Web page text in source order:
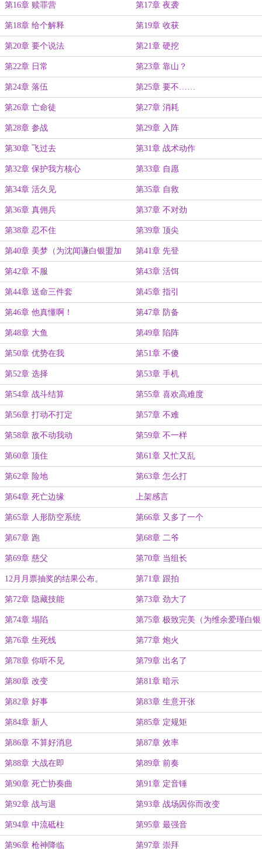
第16章 赎罪营 第17章 夜袭
第18章 给个解释 第19章 收获
第20章 要个说法 第21章 硬挖
第22章 日常 第23章 靠山？
第24章 落伍 第25章 要不……
第26章 亡命徒 第27章 消耗
第28章 参战 第29章 入阵
第30章 飞过去 第31章 战术动作
第32章 保护我方核心 第33章 自愿
第34章 活久见 第35章 自救
第36章 真佣兵 第37章 不对劲
第38章 忍不住 第39章 顶尖
第40章 美梦（为沈闻谦白银盟加
更）
第41章 先登
第42章 不服 第43章 活饵
第44章 送命三件套 第45章 指引
第46章 他真懂啊！ 第47章 防备
第48章 大鱼 第49章 陷阵
第50章 优势在我 第51章 不傻
第52章 选择 第53章 手机
第54章 战斗结算 第55章 喜欢高难度
第56章 打动不打定 第57章 不难
第58章 敌不动我动 第59章 不一样
第60章 顶住 第61章 又忙又乱
第62章 险地 第63章 怎么打
第64章 死亡边缘 上架感言
第65章 人形防空系统 第66章 又多了一个
第67章 跑 第68章 二爷
第69章 慈父 第70章 当组长
12月月票抽奖的结果公布。 第71章 跟拍
第72章 隐藏技能 第73章 劲大了
第74章 塌陷 第75章 极致完美（为维余爱瑾白银
盟加更）
第76章 生死线 第77章 炮火
第78章 你听不见 第79章 出名了
第80章 改变 第81章 暗示
第82章 好事 第83章 生意开张
第84章 新人 第85章 定规矩
第86章 不算好消息 第87章 效率
第88章 大战在即 第89章 前奏
第90章 死亡协奏曲 第91章 定音锤
第92章 战与退 第93章 战场因你而改变
第94章 中流砥柱 第95章 最强音
第96章 枪神降临 第97章 崇拜